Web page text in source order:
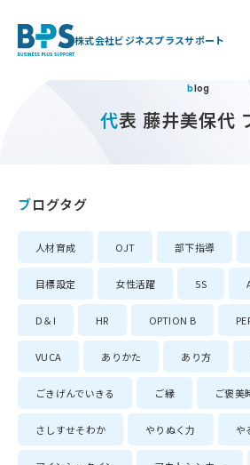
株式会社ビジネスプラスサポート
blog
代表 藤井美保代
ブログタグ
人材育成 OJT 部下指導
目標設定 女性活躍 5S
D＆I HR OPTION B
VUCA ありかた あり方
ごきげんでいきる ご縁 ご褒美
さしすせそわか やりぬく力 や